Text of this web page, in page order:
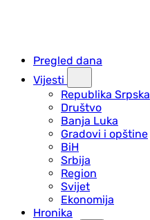
Pregled dana
Vijesti
Republika Srpska
Društvo
Banja Luka
Gradovi i opštine
BiH
Srbija
Region
Svijet
Ekonomija
Hronika